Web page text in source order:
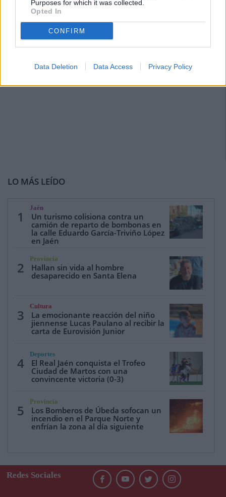
Purposes for which it was collected.
Opted In
CONFIRM
Data Deletion Data Access Privacy Policy
LO MÁS LEÍDO
1
Jaén
Un turismo colisiona contra un
camión de reparto de bombonas en
la calle Eduardo García-Triviño López
en Jaén
2
Provincia
Hallan sin vida al hombre
desaparecido en Santa Elena
3
Cultura
La emocionante reacción del niño
jiennense Lucas Paulano al recibir la
carta de Eurovisión Junior
4
Deportes
El Real Jaén conquista el Trofeo
Ciudad de Martos con una
convincente victoria (0-3)
5
Provincia
Los Bomberos de Úbeda sofocan un
incendio en el Parque Norte y
enfrían la zona al día siguiente
Redes Sociales